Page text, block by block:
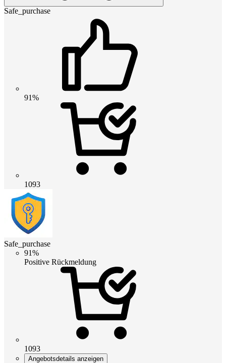
Safe_purchase
91%
1093
Safe_purchase
91%
Positive Rückmeldung
1093
Angebotsdetails anzeigen